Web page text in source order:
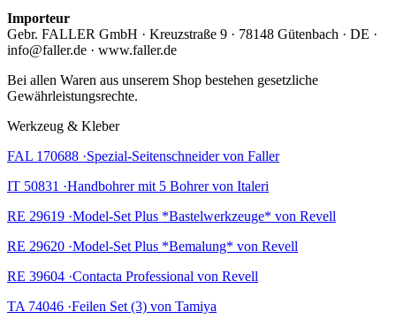
Importeur
Gebr. FALLER GmbH · Kreuzstraße 9 · 78148 Gütenbach · DE ·
info@faller.de · www.faller.de
Bei allen Waren aus unserem Shop bestehen gesetzliche
Gewährleistungsrechte.
Werkzeug & Kleber
FAL 170688 ·Spezial-Seitenschneider von Faller
IT 50831 ·Handbohrer mit 5 Bohrer von Italeri
RE 29619 ·Model-Set Plus *Bastelwerkzeuge* von Revell
RE 29620 ·Model-Set Plus *Bemalung* von Revell
RE 39604 ·Contacta Professional von Revell
TA 74046 ·Feilen Set (3) von Tamiya